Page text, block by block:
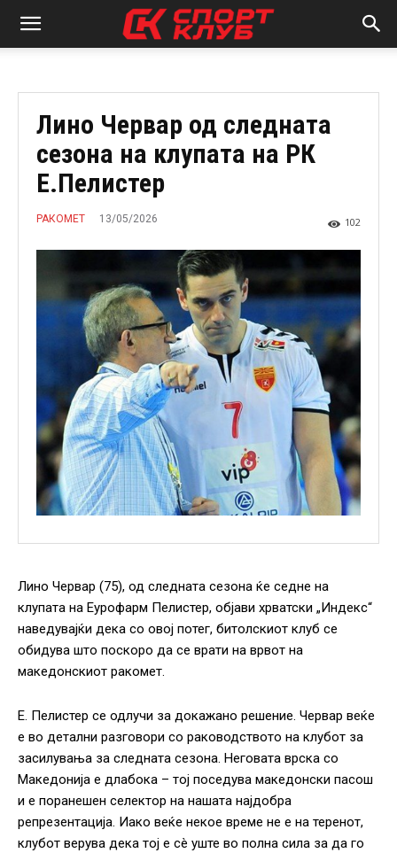
Лино Червар од следната
сезона на клупата на РК
Е.Пелистер
РАКОМЕТ 13/05/2026 102
Лино Червар (75), од следната сезона ќе седне на
клупата на Еурофарм Пелистер, објави хрватски „Индекс“
наведувајќи дека со овој потег, битолскиот клуб се
обидува што поскоро да се врати на врвот на
македонскиот ракомет.
Е. Пелистер се одлучи за докажано решение. Червар веќе
е во детални разговори со раководството на клубот за
засилувања за следната сезона. Неговата врска со
Македонија е длабока – тој поседува македонски пасош
и е поранешен селектор на нашата најдобра
репрезентација. Иако веќе некое време не е на теренот,
клубот верува дека тој е сè уште во полна сила за да го